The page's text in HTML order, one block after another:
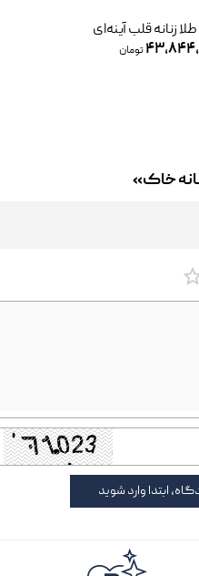
زنانه قلب آینه‌ای
تومان
خاک»
ابتدا وارد شوید